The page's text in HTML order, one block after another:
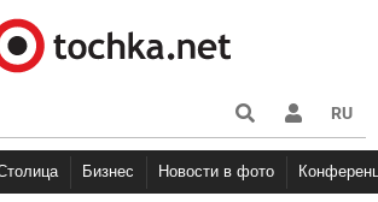
RU
Столица Бизнес Новости в фото